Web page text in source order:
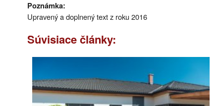
Poznámka:
Upravený a doplnený text z roku 2016
Súvisiace články: